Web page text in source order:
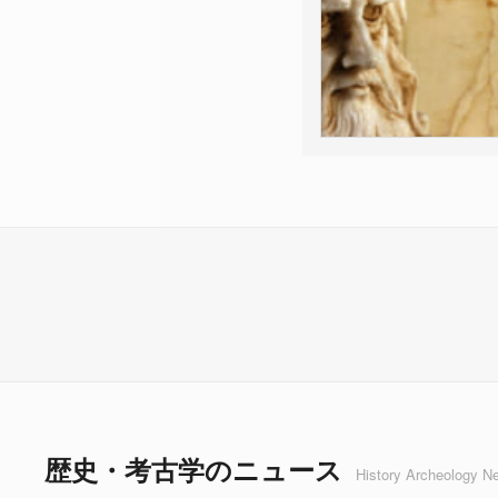
歴史・考古学のニュース History Archeology